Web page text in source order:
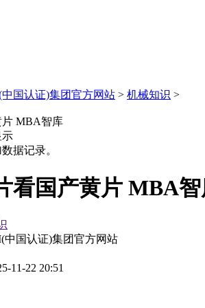
中国认证)集团官方网站 > 机械知识 >
MBA智库
示
据记录。
看国产黄片 MBA
中国认证)集团官方网站
11-22 20:51